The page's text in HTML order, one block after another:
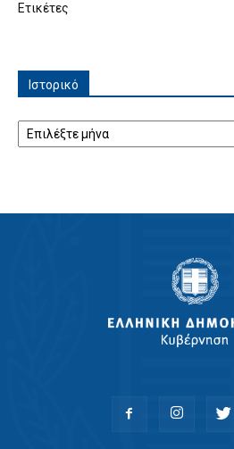
Ετικέτες
Ιστορικό
Ιστορικό